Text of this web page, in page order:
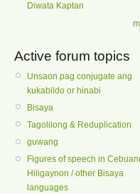
Diwata Kaptan
Active forum topics
Unsaon pag conjugate ang
kukabildo or hinabi
Bisaya
Tagolilong & Reduplication
guwang
Figures of speech in
Hiligaynon / other Bisaya
languages